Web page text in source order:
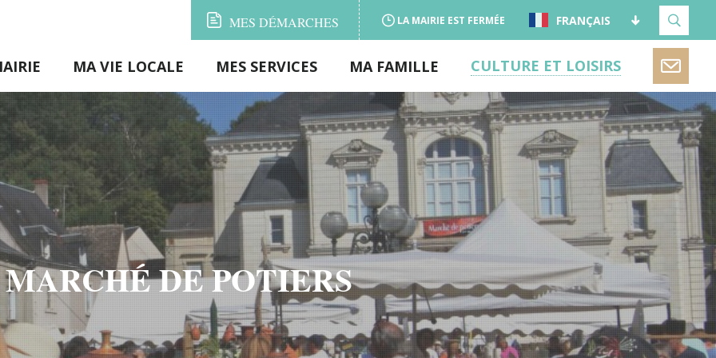
MA VIE LOCALE MES SERVICES MA FAMILLE CULTURE ET LOISIRS
MESDÉMARCHES LA MAIRIE EST FERMÉE FRANÇAIS
MARCHÉ DE POTIERS